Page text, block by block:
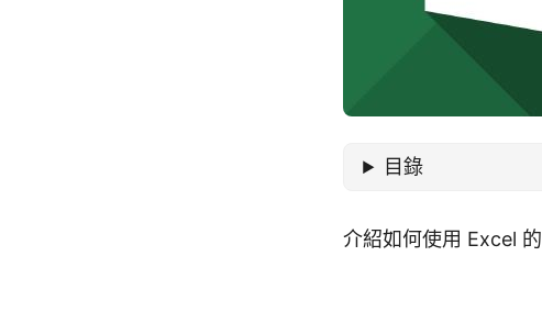
目錄
介紹如何使用 Excel 的